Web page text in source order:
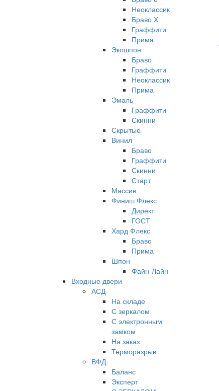
Неоклассик
Браво Х
Граффити
Прима
Экошпон
Браво
Граффити
Неоклассик
Прима
Эмаль
Граффити
Скинни
Скрытые
Винил
Браво
Граффити
Скинни
Старт
Массив
Финиш Флекс
Директ
ГОСТ
Хард Флекс
Браво
Прима
Шпон
Файн-Лайн
Входные двери
АСД
На складе
С зеркалом
С электронным
замком
На заказ
Терморазрыв
ВФД
Баланс
Эксперт